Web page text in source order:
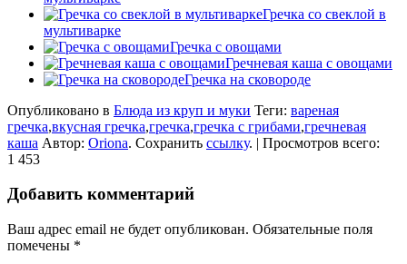
Гречка со свеклой в
мультиварке
Гречка с овощами
Гречневая каша с овощами
Гречка на сковороде
Опубликовано в Блюда из круп и муки Теги: вареная
гречка,вкусная гречка,гречка,гречка с грибами,гречневая
каша Автор: Oriona. Сохранить ссылку. | Просмотров всего:
1 453
Добавить комментарий
Ваш адрес email не будет опубликован. Обязательные поля
помечены *